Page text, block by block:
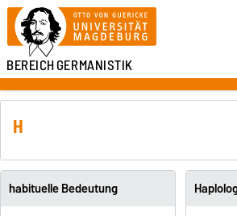
BEREICHGERMANISTIK
H
habituelle Bedeutung